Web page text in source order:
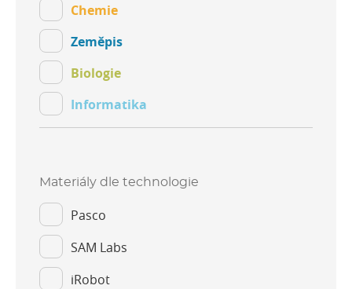
Chemie
Zeměpis
Biologie
Informatika
Materiály dle technologie
Pasco
SAM Labs
iRobot